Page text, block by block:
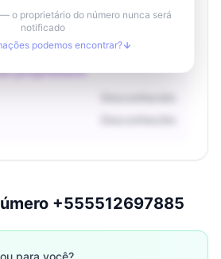
Desconhecido
proprietário
o proprietário do número nunca será
notificado
podemos encontrar?
+555512697885
para você?